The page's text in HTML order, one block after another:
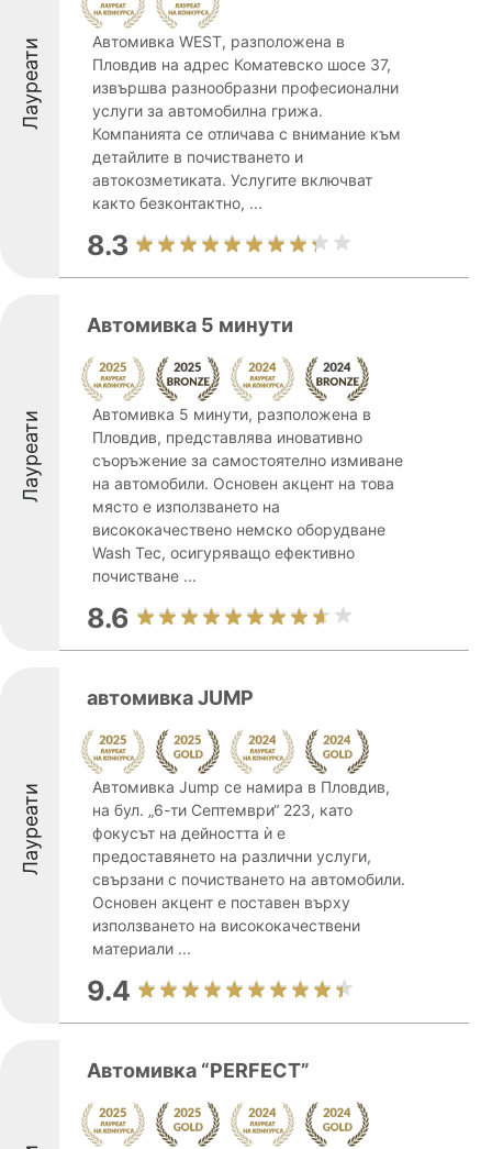
Лауреати
Автомивка WEST, разположена в
Пловдив на адрес Коматевско шосе 37,
извършва разнообразни професионални
услуги за автомобилна грижа.
Компанията се отличава с внимание към
детайлите в почистването и
автокозметиката. Услугите включват
както безконтактно, ...
8.3
Лауреати
Автомивка 5 минути
Автомивка 5 минути, разположена в
Пловдив, представлява иновативно
съоръжение за самостоятелно измиване
на автомобили. Основен акцент на това
място е използването на
висококачествено немско оборудване
Wash Tec, осигуряващо ефективно
почистване ...
8.6
Лауреати
автомивка JUMP
Автомивка Jump се намира в Пловдив,
на бул. „6-ти Септември“ 223, като
фокусът на дейността ѝ е
предоставянето на различни услуги,
свързани с почистването на автомобили.
Основен акцент е поставен върху
използването на висококачествени
материали ...
9.4
Автомивка “PERFECT”